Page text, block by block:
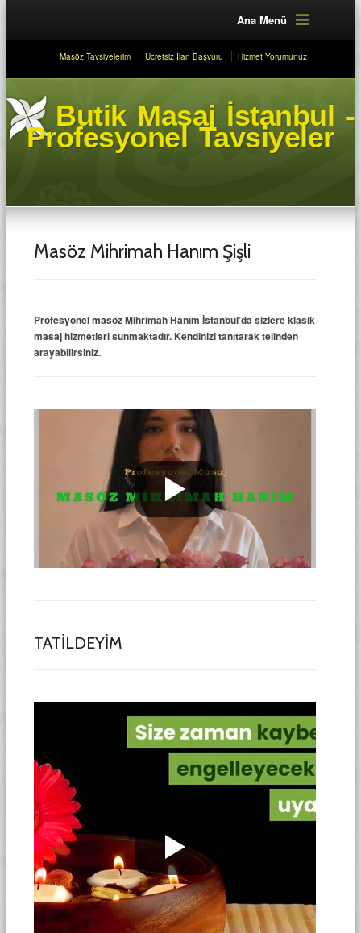
Ana Menü
Masöz Tavsiyelerim Ücretsiz İlan Başvuru Hizmet Yorumunuz
Butik Masaj İstanbul -
Profesyonel Tavsiyeler
Masöz Mihrimah Hanım Şişli
Profesyonel masöz Mihrimah Hanım İstanbul’da sizlere klasik
masaj hizmetleri sunmaktadır. Kendinizi tanıtarak telinden
arayabilirsiniz.
TATİLDEYİM